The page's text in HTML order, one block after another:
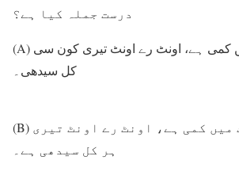
درست جملہ کیا ہے؟
(A) تمہاری ہر بات میں کمی ہے، اونٹ رے اونٹ تیری کون سی
کل سیدھی۔
(B) تمہاری ہر بات میں کمی ہے، اونٹ رے اونٹ تیری
ہر کل سیدھی ہے۔